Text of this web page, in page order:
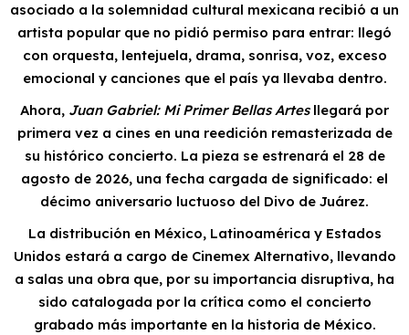
asociado a la solemnidad cultural mexicana recibió a un
artista popular que no pidió permiso para entrar: llegó
con orquesta, lentejuela, drama, sonrisa, voz, exceso
emocional y canciones que el país ya llevaba dentro.
Ahora, Juan Gabriel: Mi Primer Bellas Artesllegará por
primera vez a cines en una reedición remasterizada de
su histórico concierto. La pieza se estrenará el 28 de
agosto de 2026, una fecha cargada de significado: el
décimo aniversario luctuoso del Divo de Juárez.
La distribución en México, Latinoamérica y Estados
Unidos estará a cargo de Cinemex Alternativo, llevando
a salas una obra que, por su importancia disruptiva, ha
sido catalogada por la crítica como el concierto
grabado más importante en la historia de México.